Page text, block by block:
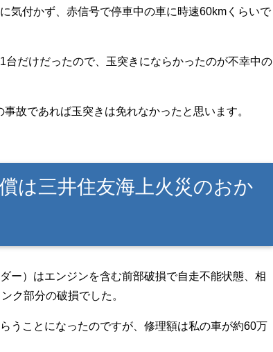
気付かず、赤信号で停車中の車に時速60kmくらいで
だけだったので、玉突きにならかったのが不幸中の
故であれば玉突きは免れなかったと思います。
は三井住友海上火災のおか
ー）はエンジンを含む前部破損で自走不能状態、相
ク部分の破損でした。
うことになったのですが、修理額は私の車が約60万